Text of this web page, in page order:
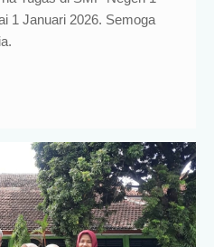
1 Januari 2026. Semoga